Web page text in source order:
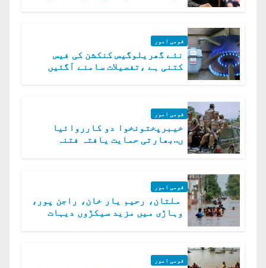
قومی امور
نئے گھریلوگیس کنکشن کی فیس
کتنی ہے ،تفصیلات سامنے آگئیں
قومی امور
خیبرپختونخوا دو کارروائیا
ں..بھارتی حمایت یافتہ فتنہ
قومی امور
ملتان، رحیم یار خان، راجن پور،
وہاڑی میں مزید سیکڑوں دیہات
قومی امور